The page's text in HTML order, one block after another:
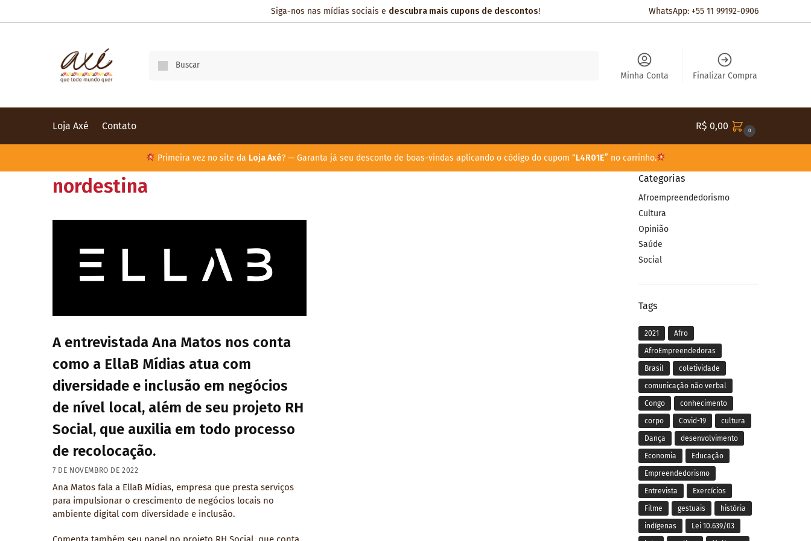
Siga-nos nas mídias sociais e descubra mais cupons de descontos! WhatsApp: +55 11 99192-0906
Minha Conta Finalizar Compra
Loja Axé Contato R$ 0,00 0
Primeira vez no site da Loja Axé? — Garanta já seu desconto de boas-vindas aplicando o código do cupom “L4R01E” no carrinho.
nordestina
A entrevistada Ana Matos nos conta
como a EllaB Mídias atua com
diversidade e inclusão em negócios
de nível local, além de seu projeto RH
Social, que auxilia em todo processo
de recolocação.
7 DE NOVEMBRO DE 2022
Ana Matos fala a EllaB Mídias, empresa que presta serviços
para impulsionar o crescimento de negócios locais no
ambiente digital com diversidade e inclusão.
Categorias
Afroempreendedorismo
Cultura
Opinião
Saúde
Social
Tags
2021 Afro
AfroEmpreendedoras
Brasil coletividade
comunicação não verbal
Congo conhecimento
corpo Covid-19 cultura
Dança desenvolvimento
Economia Educação
Empreendedorismo
Entrevista Exercícios
Filme gestuais história
indígenas Lei 10.639/03